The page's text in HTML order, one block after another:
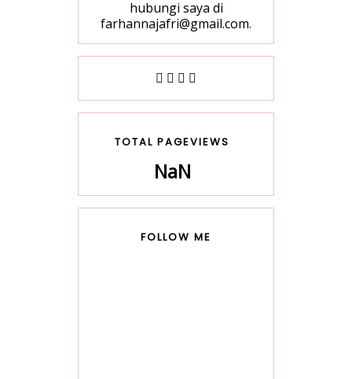
hubungi saya di
farhannajafri@gmail.com.
TOTAL PAGEVIEWS
NaN
FOLLOW ME